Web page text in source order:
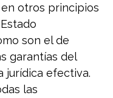
otros principios
son el de
garantías del
jurídica efectiva.
las